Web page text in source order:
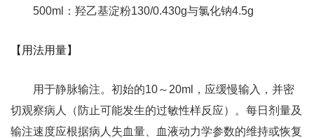
500ml：羟乙基淀粉130/0.430g与氯化钠4.5g
【用法用量】
用于静脉输注。初始的10～20ml，应缓慢输入，并密
切观察病人（防止可能发生的过敏性样反应）。每日剂量及
输注速度应根据病人失血量、血液动力学参数的维持或恢复